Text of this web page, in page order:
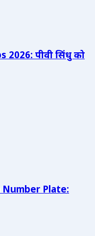
2026: पीवी सिंधु को
Number Plate: